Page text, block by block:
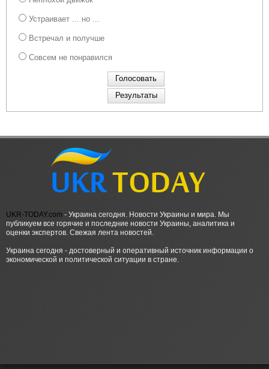
Устраивает ... но ...
Встречал и получше
Совсем не понравился
UKR-TODAY.com - Украина сегодня. Новости Украины и мира. Мы
публикуем все горячие и последние новости Украины, аналитика и
оценки экспертов. Свежая лента новостей.
Украина сегодня - достоверный и оперативный источник информации о
экономической и политической ситуации в стране.